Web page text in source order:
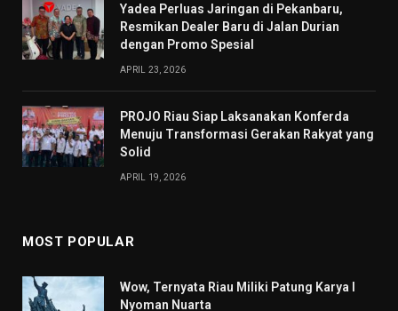
Yadea Perluas Jaringan di Pekanbaru,
Resmikan Dealer Baru di Jalan Durian
dengan Promo Spesial
APRIL 23, 2026
PROJO Riau Siap Laksanakan Konferda
Menuju Transformasi Gerakan Rakyat yang
Solid
APRIL 19, 2026
MOST POPULAR
Wow, Ternyata Riau Miliki Patung Karya I
Nyoman Nuarta